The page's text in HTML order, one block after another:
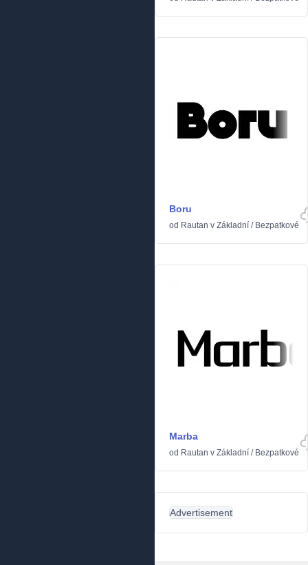
Boru
od Rautan v Základní / Bezpatkové
Marba
od Rautan v Základní / Bezpatkové
Advertisement